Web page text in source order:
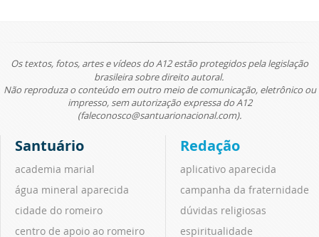
Os textos, fotos, artes e vídeos do A12 estão protegidos pela legislação
brasileira sobre direito autoral.
Não reproduza o conteúdo em outro meio de comunicação, eletrônico ou
impresso, sem autorização expressa do A12
(faleconosco@santuarionacional.com).
Santuário
academia marial
água mineral aparecida
cidade do romeiro
centro de apoio ao romeiro
Redação
aplicativo aparecida
campanha da fraternidade
dúvidas religiosas
espiritualidade